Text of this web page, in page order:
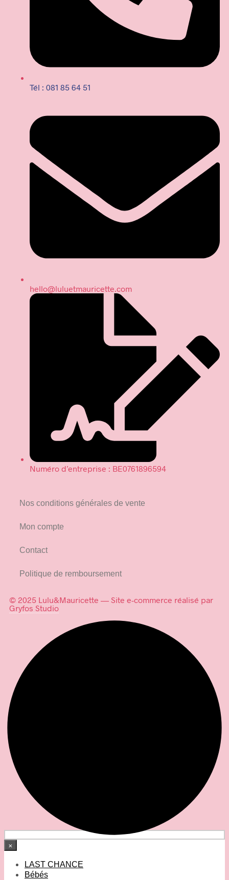
Tél : 081 85 64 51
hello@luluetmauricette.com
Numéro d’entreprise : BE0761896594
Nos conditions générales de vente
Mon compte
Contact
Politique de remboursement
© 2025 Lulu&Mauricette — Site e-commerce réalisé par
Gryfos Studio
×
LAST CHANCE
Bébés